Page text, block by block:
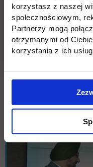
korzystasz z naszej
społecznościowym,
Partnerzy mogą
otrzymanymi od
korzystania z ich usług.